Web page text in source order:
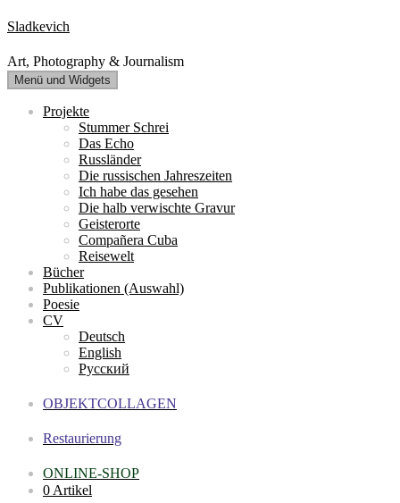
Zum
Inhalt
springen
Sladkevich
Art, Photography & Journalism
Menü und Widgets
Projekte
Stummer Schrei
Das Echo
Russländer
Die russischen Jahreszeiten
Ich habe das gesehen
Die halb verwischte Gravur
Geisterorte
Compañera Cuba
Reisewelt
Bücher
Publikationen (Auswahl)
Poesie
CV
Deutsch
English
Русский
OBJEKTCOLLAGEN
Restaurierung
ONLINE-SHOP
0 Artikel